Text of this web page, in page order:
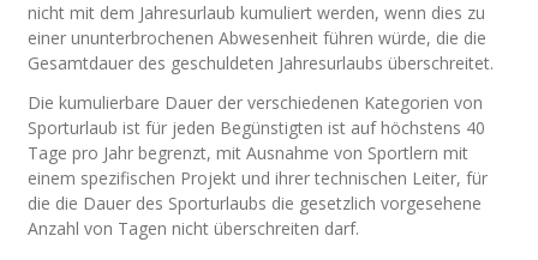
nicht mit dem Jahresurlaub kumuliert werden, wenn dies zu
einer ununterbrochenen Abwesenheit führen würde, die die
Gesamtdauer des geschuldeten Jahresurlaubs überschreitet.
Die kumulierbare Dauer der verschiedenen Kategorien von
Sporturlaub ist für jeden Begünstigten ist auf höchstens 40
Tage pro Jahr begrenzt, mit Ausnahme von Sportlern mit
einem spezifischen Projekt und ihrer technischen Leiter, für
die die Dauer des Sporturlaubs die gesetzlich vorgesehene
Anzahl von Tagen nicht überschreiten darf.